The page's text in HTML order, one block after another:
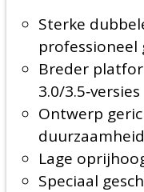
Sterke
professioneel
Breder
3.0/3.5‑versies
Ontwerp
duurzaamheid
Lage
Speciaal